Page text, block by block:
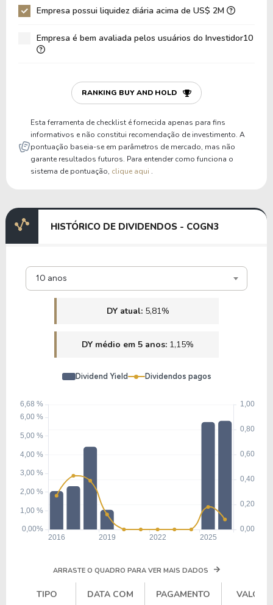
Empresa possui liquidez diária acima de US$ 2M
Empresa é bem avaliada pelos usuários do Investidor10
RANKING BUY AND HOLD
Esta ferramenta de checklist é fornecida apenas para fins
informativos e não constitui recomendação de investimento. A
pontuação baseia-se em parâmetros de mercado, mas não
garante resultados futuros. Para entender como funciona o
sistema de pontuação, clique aqui .
HISTÓRICO DE DIVIDENDOS - COGN3
10 anos
DY atual: 5,81%
DY médio em 5 anos: 1,15%
Dividend Yield Dividendos pagos
ARRASTE O QUADRO PARA VER MAIS DADOS
TIPO DATA COM PAGAMENTO
VALOR